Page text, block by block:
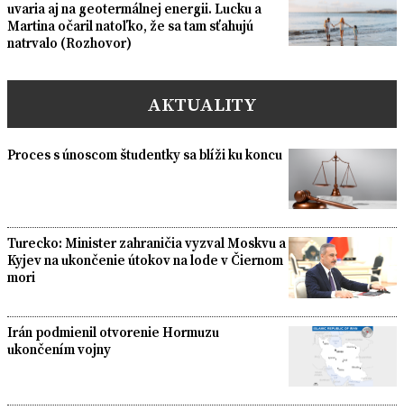
uvaria aj na geotermálnej energii. Lucku a
Martina očaril natoľko, že sa tam sťahujú
natrvalo (Rozhovor)
AKTUALITY
Proces s únoscom študentky sa blíži ku koncu
Turecko: Minister zahraničia vyzval Moskvu a
Kyjev na ukončenie útokov na lode v Čiernom
mori
Irán podmienil otvorenie Hormuzu
ukončením vojny